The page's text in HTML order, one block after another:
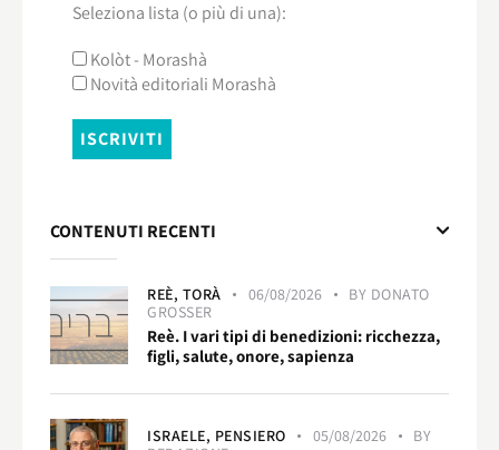
Seleziona lista (o più di una):
Kolòt - Morashà
Novità editoriali Morashà
CONTENUTI RECENTI
REÈ, TORÀ 06/08/2026 BY DONATO
GROSSER
Reè. I vari tipi di benedizioni: ricchezza,
figli, salute, onore, sapienza
ISRAELE, PENSIERO 05/08/2026
BY